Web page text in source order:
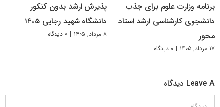
برنامه وزارت علوم برای جذب
دانشجوی کارشناسی ارشد استاد
محور
۱۷ مرداد, ۱۴۰۵ | ۰ دیدگاه
پذیرش ارشد بدون کنکور
دانشگاه شهید رجایی ۱۴۰۵
۸ مرداد, ۱۴۰۵ | ۰ دیدگاه
Leave A دیدگاه
دیدگاه